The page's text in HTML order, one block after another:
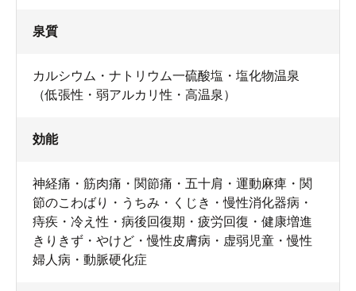
泉質
カルシウム・ナトリウム一硫酸塩・塩化物温泉
（低張性・弱アルカリ性・高温泉）
効能
神経痛・筋肉痛・関節痛・五十肩・運動麻痺・関
節のこわばり・うちみ・くじき・慢性消化器病・
痔疾・冷え性・病後回復期・疲労回復・健康増進
きりきず・やけど・慢性皮膚病・虚弱児童・慢性
婦人病・動脈硬化症